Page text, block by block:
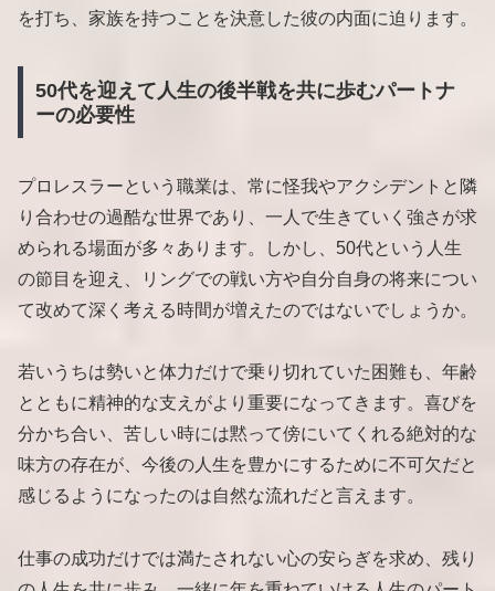
を打ち、家族を持つことを決意した彼の内面に迫ります。
50代を迎えて人生の後半戦を共に歩むパートナ
ーの必要性
プロレスラーという職業は、常に怪我やアクシデントと隣
り合わせの過酷な世界であり、一人で生きていく強さが求
められる場面が多々あります。しかし、50代という人生
の節目を迎え、リングでの戦い方や自分自身の将来につい
て改めて深く考える時間が増えたのではないでしょうか。
若いうちは勢いと体力だけで乗り切れていた困難も、年齢
とともに精神的な支えがより重要になってきます。喜びを
分かち合い、苦しい時には黙って傍にいてくれる絶対的な
味方の存在が、今後の人生を豊かにするために不可欠だと
感じるようになったのは自然な流れだと言えます。
仕事の成功だけでは満たされない心の安らぎを求め、残り